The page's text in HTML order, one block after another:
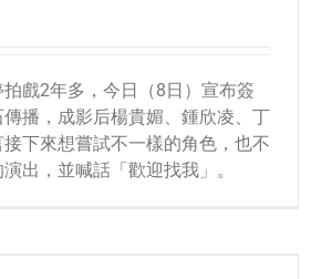
戲2年多，今日（8日）宣布簽
播，成影后楊貴媚、鍾欣凌、丁
下來想嘗試不一樣的角色，也不
出，並喊話「歡迎找我」。